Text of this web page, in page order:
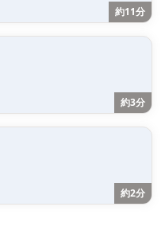
約11分
約3分
約2分